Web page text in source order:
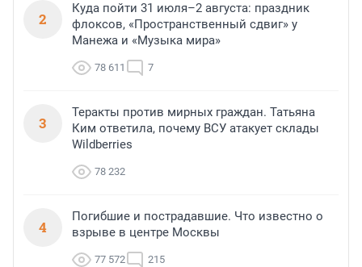
2
Куда пойти 31 июля–2 августа: праздник
флоксов, «Пространственный сдвиг» у
Манежа и «Музыка мира»
78 611 7
3
Теракты против мирных граждан. Татьяна
Ким ответила, почему ВСУ атакует склады
Wildberries
78 232
4
Погибшие и пострадавшие. Что известно о
взрыве в центре Москвы
77 572 215